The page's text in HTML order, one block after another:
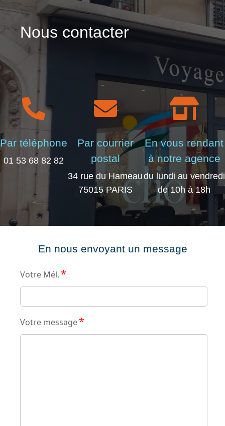
Nous contacter
Par téléphone
01 53 68 82 82
Par courrier
postal
34 rue du Hameau
75015 PARIS
En vous rendant
à notre agence
du lundi au vendredi
de 10h à 18h
En nous envoyant un message
Votre Mél. *
Votre message*